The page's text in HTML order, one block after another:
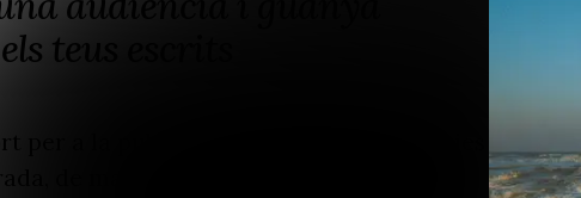
teus escrits
per a la publicació i butlletins de notícies
de manera que arribar al teu públic